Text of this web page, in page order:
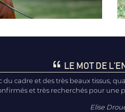
LE MOT DE
du cadre et des très beaux tissus,
et très recherchés pour une
Elise